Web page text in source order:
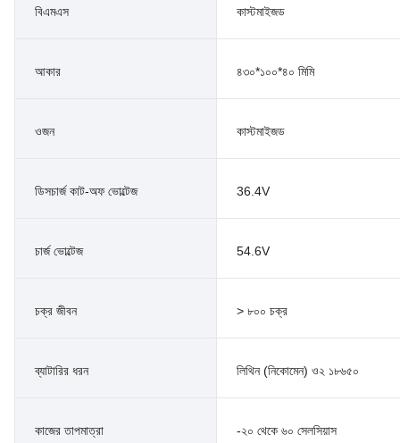
বিএমএস কাস্টমাইজড
আকার ৪৩০*১০০*৪০ মিমি
ওজন কাস্টমাইজড
ডিসচার্জ কাট-অফ ভোল্টেজ 36.4V
চার্জ ভোল্টেজ 54.6V
চক্র জীবন > ৮০০ চক্র
ব্যাটারির ধরন লিথিন (নিকোমেন) ও২ ১৮৬৫০
কাজের তাপমাত্রা -২০ থেকে ৬০ সেলসিয়াস